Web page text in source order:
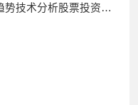
势技术分析股票投资入
股快速入门技巧炒股书